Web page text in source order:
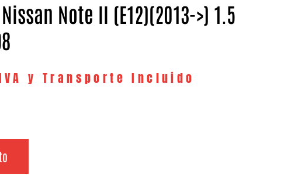
Note II (E12)(2013->) 1.5
y Transporte Incluido